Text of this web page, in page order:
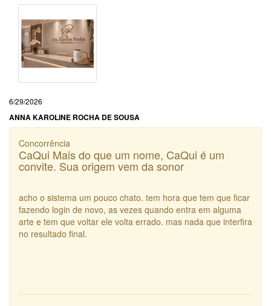
6/29/2026
ANNA KAROLINE ROCHA DE SOUSA
Concorrência
CaQui Mais do que um nome, CaQui é um
convite. Sua origem vem da sonor
acho o sistema um pouco chato. tem hora que tem que ficar
fazendo login de novo, as vezes quando entra em alguma
arte e tem que voltar ele volta errado. mas nada que interfira
no resultado final.